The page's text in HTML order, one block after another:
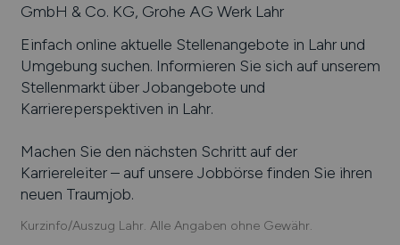
GmbH & Co. KG, Grohe AG Werk Lahr
Einfach online aktuelle Stellenangebote in Lahrund
Umgebung suchen. Informieren Sie sich auf unserem
Stellenmarkt über Jobangebote und
Karriereperspektiven in Lahr.
Machen Sie den nächsten Schritt auf der
Karriereleiter – auf unsere Jobbörse finden Sie ihren
neuen Traumjob.
Kurzinfo/Auszug Lahr. Alle Angaben ohne Gewähr.